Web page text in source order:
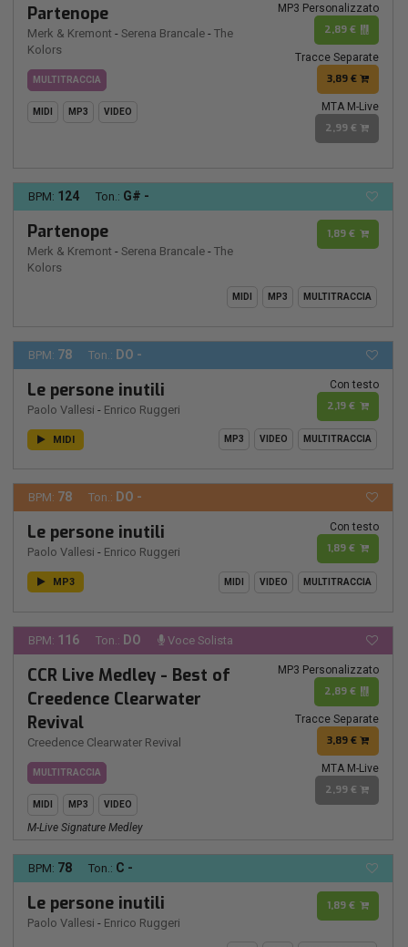
Partenope
Merk & Kremont - Serena Brancale - The
Kolors
MULTITRACCIA
MIDI MP3 VIDEO
MP3 Personalizzato
2,89 €
Tracce Separate
3,89 €
MTA M-Live
2,99 €
BPM: 124 Ton.: G# -
Partenope
Merk & Kremont - Serena Brancale - The
Kolors
1,89 €
MIDI MP3 MULTITRACCIA
BPM: 78 Ton.: DO -
Le persone inutili
Paolo Vallesi - Enrico Ruggeri
Con testo
2,19 €
MIDI MP3 VIDEO MULTITRACCIA
BPM: 78 Ton.: DO -
Le persone inutili
Paolo Vallesi - Enrico Ruggeri
Con testo
1,89 €
MP3 MIDI VIDEO MULTITRACCIA
BPM: 116 Ton.: DO Voce Solista
CCR Live Medley - Best of
Creedence Clearwater
Revival
Creedence Clearwater Revival
MULTITRACCIA
MIDI MP3 VIDEO
MP3 Personalizzato
2,89 €
Tracce Separate
3,89 €
MTA M-Live
2,99 €
M-Live Signature Medley
BPM: 78 Ton.: C -
Le persone inutili
Paolo Vallesi - Enrico Ruggeri
1,89 €